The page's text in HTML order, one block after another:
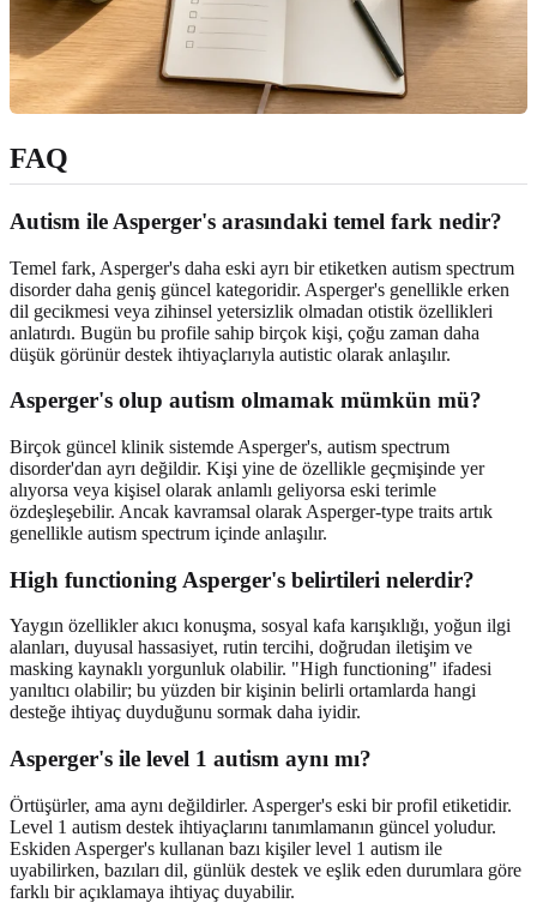
FAQ
Autism ile Asperger's arasındaki temel fark nedir?
Temel fark, Asperger's daha eski ayrı bir etiketken autism spectrum
disorder daha geniş güncel kategoridir. Asperger's genellikle erken
dil gecikmesi veya zihinsel yetersizlik olmadan otistik özellikleri
anlatırdı. Bugün bu profile sahip birçok kişi, çoğu zaman daha
düşük görünür destek ihtiyaçlarıyla autistic olarak anlaşılır.
Asperger's olup autism olmamak mümkün mü?
Birçok güncel klinik sistemde Asperger's, autism spectrum
disorder'dan ayrı değildir. Kişi yine de özellikle geçmişinde yer
alıyorsa veya kişisel olarak anlamlı geliyorsa eski terimle
özdeşleşebilir. Ancak kavramsal olarak Asperger-type traits artık
genellikle autism spectrum içinde anlaşılır.
High functioning Asperger's belirtileri nelerdir?
Yaygın özellikler akıcı konuşma, sosyal kafa karışıklığı, yoğun ilgi
alanları, duyusal hassasiyet, rutin tercihi, doğrudan iletişim ve
masking kaynaklı yorgunluk olabilir. "High functioning" ifadesi
yanıltıcı olabilir; bu yüzden bir kişinin belirli ortamlarda hangi
desteğe ihtiyaç duyduğunu sormak daha iyidir.
Asperger's ile level 1 autism aynı mı?
Örtüşürler, ama aynı değildirler. Asperger's eski bir profil etiketidir.
Level 1 autism destek ihtiyaçlarını tanımlamanın güncel yoludur.
Eskiden Asperger's kullanan bazı kişiler level 1 autism ile
uyabilirken, bazıları dil, günlük destek ve eşlik eden durumlara göre
farklı bir açıklamaya ihtiyaç duyabilir.